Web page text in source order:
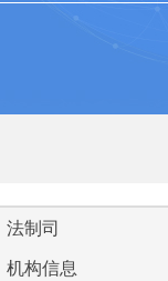
法制司
机构信息